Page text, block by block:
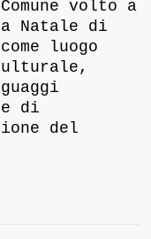
volto a
Natale di
luogo
di
del